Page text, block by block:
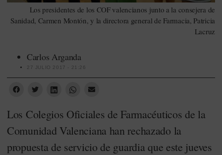
Los presidentes de los COF valencianos junto a la consejera de
Sanidad, Carmen Montón, y la directora general de Farmacia, Patricia
Lacruz
Carlos Arganda
27 JULIO 2017 - 21:26
Los Colegios Oficiales de Farmacéuticos de la
Comunidad Valenciana han rechazado la
propuesta de servicio de guardia que este jueves